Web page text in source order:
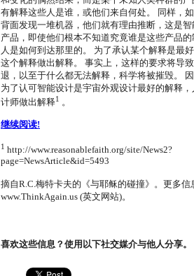
有解释这些人是谁，或他们来自何处。 同样，
背面发现一堆机器，他们就有理由推断，这是
产品，即使他们根本不知道究竟谁是这些产品
人是如何到达那里的。 为了承认某个解释是最
这个解释做出解释。 事实上，这样的要求将导
退，以至于什么都无法解释，科学将被摧毁。
为了认可智能设计是宇宙外观设计最好的解释
计师做出解释1 。
继续阅读!
1 http://www.reasonablefaith.org/site/News2?
page=NewsArticle&id=5493
摘自R.C.梅特卡夫的《与耶稣的碰撞》。更多信
www.ThinkAgain.us (英文网站)。
喜欢这些信息？使用以下社交媒介与他人分享。